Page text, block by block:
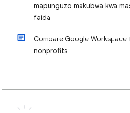
mapunguzo makubwa kwa
faida
Compare Google
nonprofits